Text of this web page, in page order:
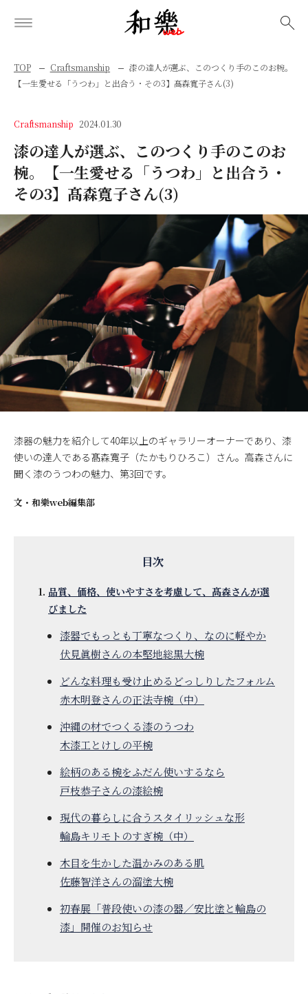
TOP Craftsmanship
漆の達人が選ぶ、このつくり手のこのお椀。
【一生愛せる「うつわ」と出合う・その3】髙森寬子さん(3)
Craftsmanship 2024.01.30
漆の達人が選ぶ、このつくり手のこのお
椀。【一生愛せる「うつわ」と出合う・
その3】髙森寬子さん(3)
漆器の魅力を紹介して40年以上のギャラリーオーナーであり、漆
使いの達人である髙森寬子（たかもりひろこ）さん。高森さんに
聞く漆のうつわの魅力、第3回です。
文・ 和樂web編集部
品質、価格、使いやすさを考慮して、髙森さんが選
びました
漆器でもっとも丁寧なつくり、なのに軽やか
伏見眞樹さんの本堅地総黒大椀
どんな料理も受け止めるどっしりしたフォルム
赤木明登さんの正法寺椀（中）
沖縄の材でつくる漆のうつわ
木漆工とけしの平椀
絵柄のある椀をふだん使いするなら
戸枝恭子さんの漆絵椀
現代の暮らしに合うスタイリッシュな形
輪島キリモトのすぎ椀（中）
木目を生かした温かみのある肌
佐藤智洋さんの溜塗大椀
初春展「普段使いの漆の器／安比塗と輪島の
漆」開催のお知らせ